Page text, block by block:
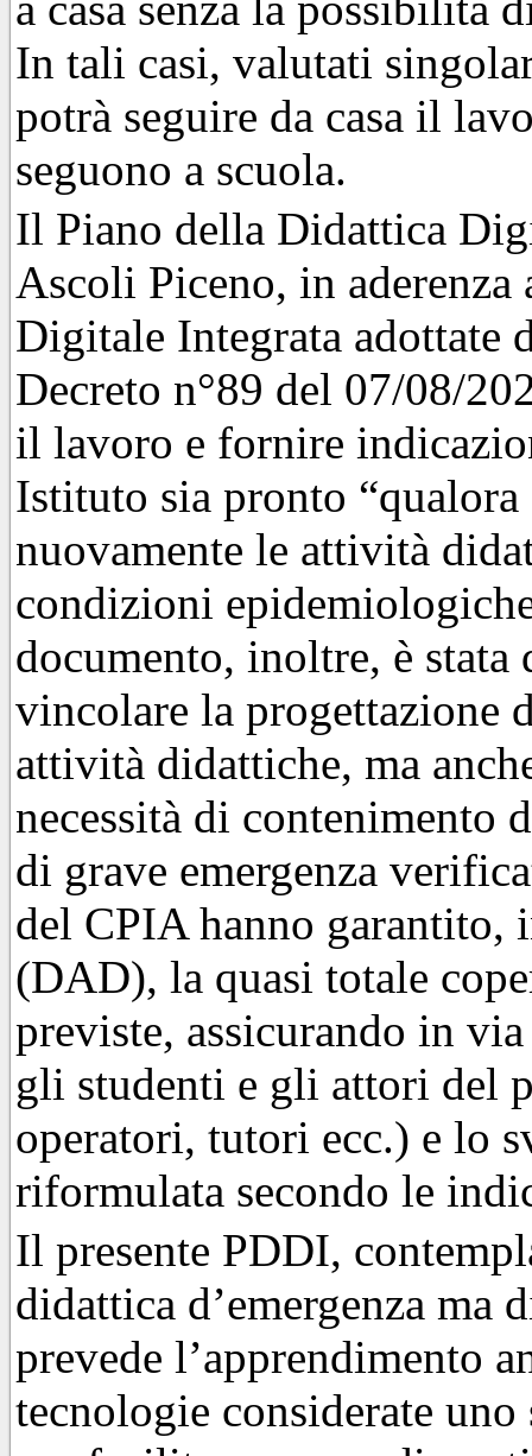
In tali casi, valutati
potrà seguire da casa il
seguono a scuola.
Il Piano della Didattica
Ascoli Piceno, in
Digitale Integrata adottate
Decreto n°89 del 07/08/
il lavoro e fornire
Istituto sia pronto “qualora
nuovamente le attività
condizioni
documento, inoltre, è stata
vincolare la progettazione
attività didattiche, ma
necessità di contenimento
di grave emergenza
del CPIA hanno garantito,
(DAD), la quasi totale
previste, assicurando in
gli studenti e gli attori del
operatori, tutori ecc.) e lo
riformulata secondo le
Il presente PDDI,
didattica d’emergenza
prevede l’apprendimento
tecnologie considerate